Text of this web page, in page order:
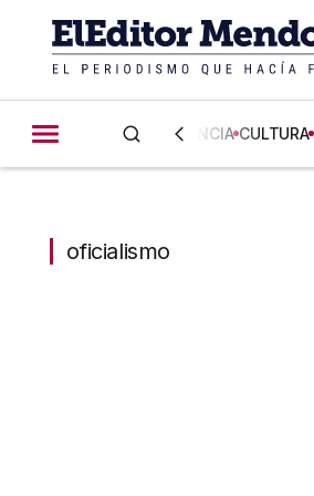
CIENCIA CULTURA
oficialismo